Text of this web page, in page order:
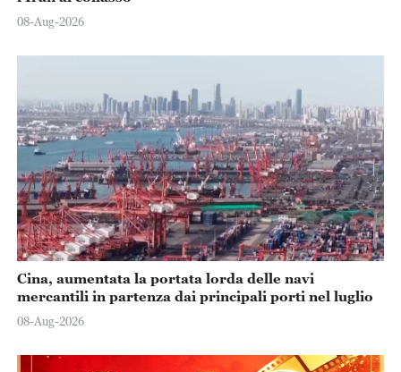
08-Aug-2026
Cina, aumentata la portata lorda delle navi
mercantili in partenza dai principali porti nel luglio
08-Aug-2026